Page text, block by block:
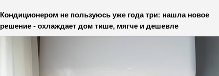
Кондиционером не пользуюсь уже года три: нашла новое
решение - охлаждает дом тише, мягче и дешевле